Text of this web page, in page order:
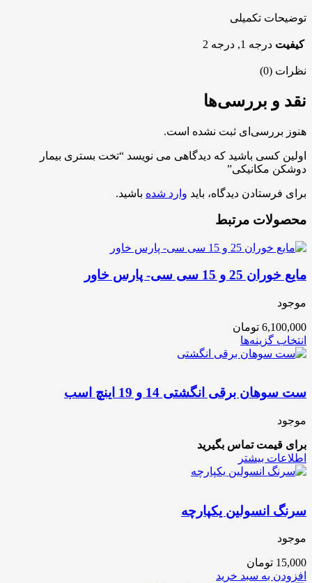
توضیحات تکمیلی
کیفیت درجه 1, درجه 2
نظرات (0)
نقد و بررسی‌ها
هنوز بررسی‌ای ثبت نشده است.
اولین کسی باشید که دیدگاهی می نویسد “تخت بستری بیمار
دوشکن مکانیکی”
برای فرستادن دیدگاه، باید وارد شده باشید.
محصولات مرتبط
مایع خوران 25 و 15 سی سی- پارس خاور
موجود
6,100,000 تومان
انتخاب گزینه‌ها
ست سوهان برقی انگشتی 14 و 19 اینچ اسب
موجود
برای قیمت تماس بگیرید
اطلاعات بیشتر
سرنگ انسولین یکپارچه
موجود
15,000 تومان
افزودن به سبد خرید